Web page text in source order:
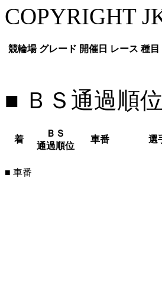
COPYRIGHT
競輪場 グレード 開催日 レース 種目
■ ＢＳ通過順
着
ＢＳ
通過順位
車番 選
■ 車番